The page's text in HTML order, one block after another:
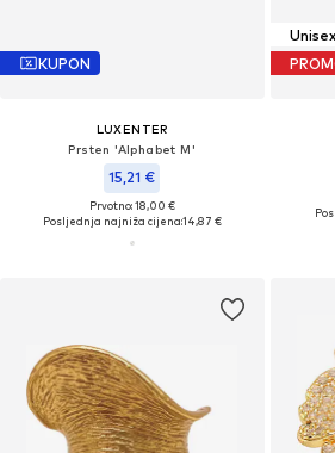
KUPON
LUXENTER
Prsten 'Alphabet M'
15,21 €
Prvotno: 18,00 €
Posljednja najniža cijena:14,87 €
Unisex